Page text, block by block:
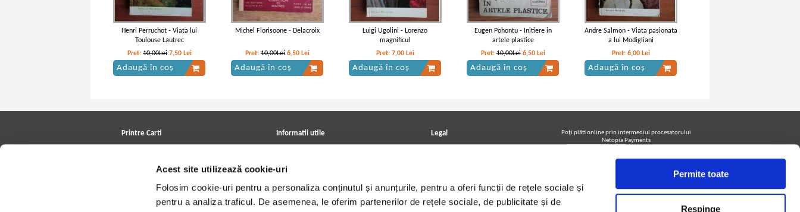
Acest site utilizează cookie-uri
Folosim cookie-uri pentru a personaliza conținutul și anunțurile, pentru a oferi funcții de rețele sociale și
pentru a analiza traficul. De asemenea, le oferim partenerilor de rețele sociale, de publicitate și de
Permite toate
Respinge
Henri Perruchot - Viata lui
Toulouse Lautrec
Pret: 10,00Lei 7,50 Lei
Adaugă în coș
Michel Florisoone - Delacroix
Pret:10,00Lei 6,50 Lei
Adaugă în coș
Luigi Ugolini - Lorenzo
magnificul
Pret: 7,00 Lei
Adaugă în coș
Eugen Pohontu - Initiere in
artele plastice
Pret:10,00Lei 6,50 Lei
Adaugă în coș
Andre Salmon - Viata pasionata
a lui Modigliani
Pret: 6,00 Lei
Adaugă în coș
Printre Carti
Cele mai căutate cărți
Blog Printre Carti
Informatii utile
Contact
Politica de livrare
Angajari - Cariere
Legal
Utilizare cookie-uri
Poţi plăti online prin intermediul procesatorului
Netopia Payments
Urmăreşte-ne pe facebook pentru a fi la curent cu
promoţiile PrintreCarti.ro